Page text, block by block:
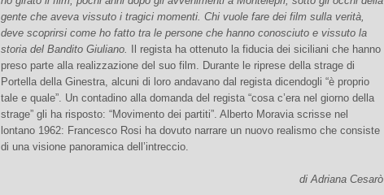
gente che aveva vissuto i tragici momenti. Chi vuole fare dei film sulla verità,
deve scoprirsi come ho fatto tra le persone che hanno conosciuto e vissuto la
storia del Bandito Giuliano.
Il regista ha ottenuto la fiducia dei siciliani che hanno
preso parte alla realizzazione del suo film. Durante le riprese della strage di
Portella della Ginestra, alcuni di loro andavano dal regista dicendogli “è proprio
tale e quale”. Un contadino alla domanda del regista “cosa c’era nel giorno della
strage” gli ha risposto: “Movimento dei partiti”. Alberto Moravia scrisse nel
lontano 1962: Francesco Rosi ha dovuto narrare un nuovo realismo che consiste
di una visione panoramica dell’intreccio.
di Adriana Cesarò